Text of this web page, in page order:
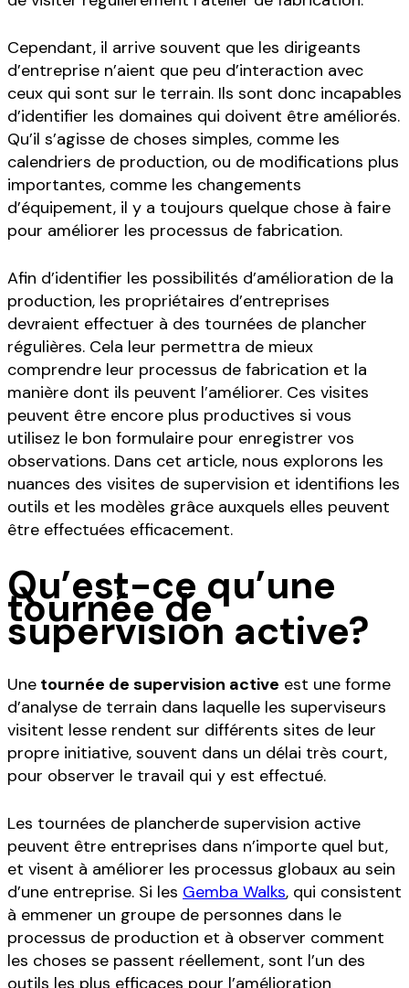
Cependant, il arrive souvent que les dirigeants
d’entreprise n’aient que peu d’interaction avec
ceux qui sont sur le terrain. Ils sont donc incapables
d’identifier les domaines qui doivent être améliorés.
Qu’il s’agisse de choses simples, comme les
calendriers de production, ou de modifications plus
importantes, comme les changements
d’équipement, il y a toujours quelque chose à faire
pour améliorer les processus de fabrication.
Afin d’identifier les possibilités d’amélioration de la
production, les propriétaires d’entreprises
devraient effectuer à des tournées de plancher
régulières. Cela leur permettra de mieux
comprendre leur processus de fabrication et la
manière dont ils peuvent l’améliorer. Ces visites
peuvent être encore plus productives si vous
utilisez le bon formulaire pour enregistrer vos
observations. Dans cet article, nous explorons les
nuances des visites de supervision et identifions les
outils et les modèles grâce auxquels elles peuvent
être effectuées efficacement.
Qu’est-ce qu’une
tournée de
supervision active?
Une tournée de supervision active est une forme
d’analyse de terrain dans laquelle les superviseurs
visitent lesse rendent sur différents sites de leur
propre initiative, souvent dans un délai très court,
pour observer le travail qui y est effectué.
Les tournées de plancherde supervision active
peuvent être entreprises dans n’importe quel but,
et visent à améliorer les processus globaux au sein
d’une entreprise. Si les Gemba Walks, qui consistent
à emmener un groupe de personnes dans le
processus de production et à observer comment
les choses se passent réellement, sont l’un des